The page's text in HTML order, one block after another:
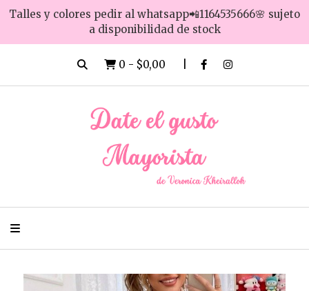
Talles y colores pedir al whatsapp📲1164535666🌸 sujeto
a disponibilidad de stock
0 - $0,00